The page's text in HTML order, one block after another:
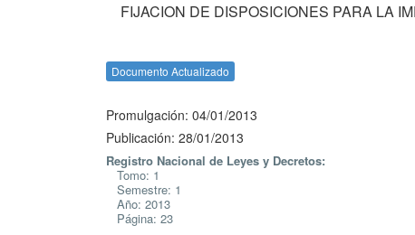
FIJACION DE DISPOSICIONES PARA LA
Documento Actualizado
Promulgación: 04/01/2013
Publicación: 28/01/2013
Registro Nacional de Leyes y Decretos:
Tomo: 1
Semestre: 1
Año: 2013
Página: 23